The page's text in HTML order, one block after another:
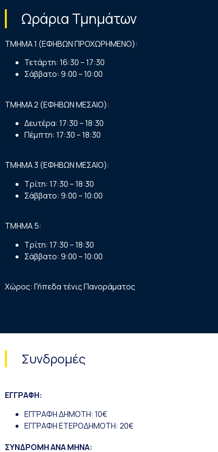
Ωράρια Τμημάτων
ΤΜΗΜΑ 1 (ΕΦΗΒΩΝ ΠΡΟΧΩΡΗΜΕΝΟ):
Τετάρτη: 16:30 – 17:30
Σάββατο: 9:00 – 10:00
ΤΜΗΜΑ 2 (ΕΦΗΒΩΝ ΜΕΣΑΙΟ):
Δευτέρα: 17:30 – 18:30
Πέμπτη: 17:30 – 18:30
ΤΜΗΜΑ 3 (ΕΦΗΒΩΝ ΜΕΣΑΙΟ):
Τρίτη: 17:30 – 18:30
Σάββατο: 9:00 – 10:00
ΤΜΗΜΑ 5:
Τρίτη: 17:30 – 18:30
Σάββατο: 9:00 – 10:00
Χώρος: Γήπεδα τένις Πανοράματος
Συνδρομές
ΕΓΓΡΑΦΗ:
ΕΓΓΡΑΦΗ ΔΗΜΟΤΗ: 10€
ΕΓΓΡΑΦΗ ΕΤΕΡΟΔΗΜΟΤΗ: 20€
ΣΥΝΔΡΟΜΗ ΑΝΑ ΜΗΝΑ: